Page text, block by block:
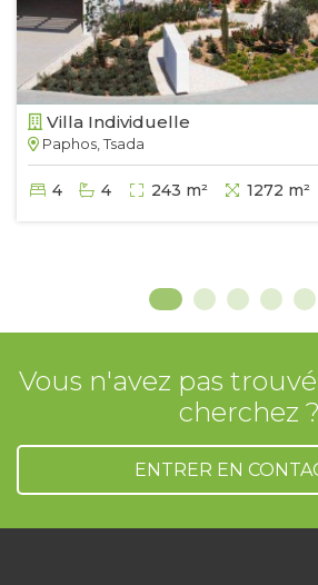
Villa Individuelle
Paphos, Tsada
4 4 243 m² 1272 m²
Vous n'avez pas
cherchez ?
ENTRER EN